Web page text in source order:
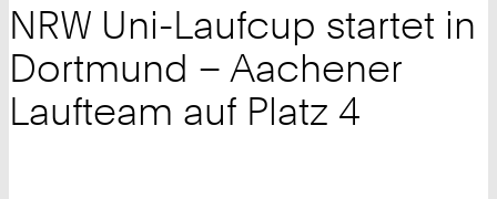
NRW Uni-Laufcup startet in
Dortmund – Aachener
Laufteam auf Platz 4